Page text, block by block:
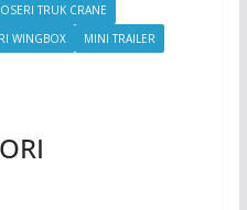
TRUK CRANE
WINGBOX
MINI TRAILER